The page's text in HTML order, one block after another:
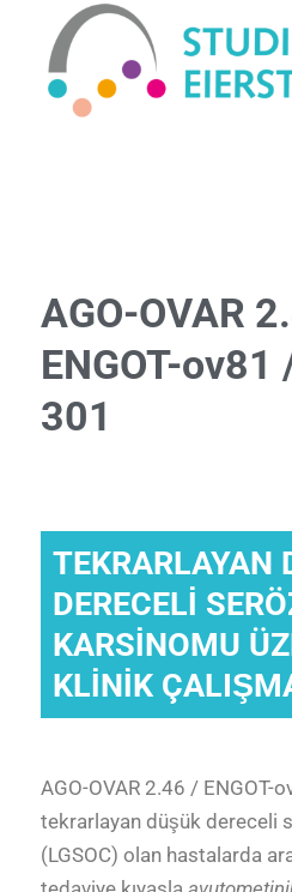
AGO-OVAR
ENGOT-ov81
301
TEKRARLAYAN
DERECELİ
KARSİNOMU
KLİNİK
AGO-OVAR 2.46 / ENGOT-
tekrarlayan düşük dereceli
(LGSOC) olan hastalarda